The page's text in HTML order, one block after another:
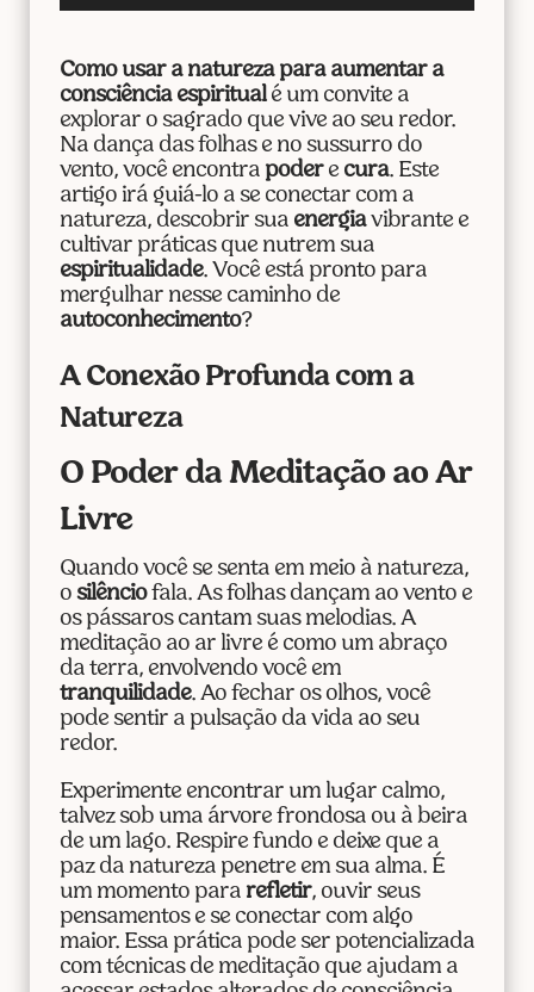
Como usar a natureza para aumentar a
consciência espiritualé um convite a
explorar o sagrado que vive ao seu redor.
Na dança das folhas e no sussurro do
vento, você encontra podere cura. Este
artigo irá guiá-lo a se conectar com a
natureza, descobrir sua energiavibrante e
cultivar práticas que nutrem sua
espiritualidade. Você está pronto para
mergulhar nesse caminho de
autoconhecimento?
A Conexão Profunda com a
Natureza
O Poder da Meditação ao Ar
Livre
Quando você se senta em meio à natureza,
o silênciofala. As folhas dançam ao vento e
os pássaros cantam suas melodias. A
meditação ao ar livre é como um abraço
da terra, envolvendo você em
tranquilidade. Ao fechar os olhos, você
pode sentir a pulsação da vida ao seu
redor.
Experimente encontrar um lugar calmo,
talvez sob uma árvore frondosa ou à beira
de um lago. Respire fundo e deixe que a
paz da natureza penetre em sua alma. É
um momento para refletir, ouvir seus
pensamentos e se conectar com algo
maior. Essa prática pode ser potencializada
com técnicas de meditação que ajudam a